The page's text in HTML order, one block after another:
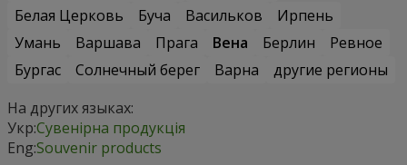
Белая Церковь
Буча Васильков
Ирпень
Умань
Варшава Прага Вена Берлин
Ревное
Бургас
Солнечный берег Варна
другие регионы
На других языках:
Укр:Сувенірна продукція
Eng:Souvenir products